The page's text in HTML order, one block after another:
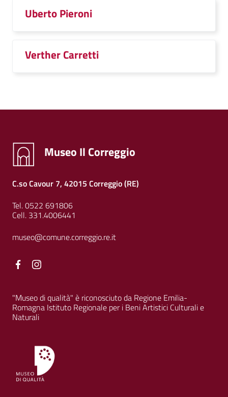
Uberto Pieroni
Verther Carretti
Museo Il Correggio
C.so Cavour 7, 42015 Correggio (RE)
Tel. 0522 691806
Cell. 331.4006441
museo@comune.correggio.re.it
Facebook
"Museo di qualità" è riconosciuto da Regione Emilia-
Romagna Istituto Regionale per i Beni Artistici Culturali e
Naturali